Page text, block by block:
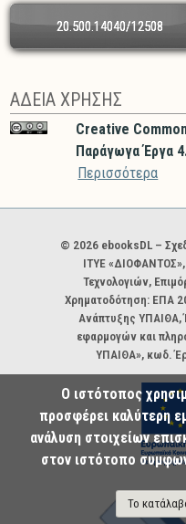
20.500.14040/12508
ΑΔΕΙΑ ΧΡΗΣΗΣ
Creative
Παράγωγα Έργα
Περισσότερα
Χορηγοί και φορείς
© 2026 ebooksDL –
ΙΤΥΕ
Τεχνολογιών,
Χρηματοδότηση: ΕΠΑ
Ανάπτυξης ΥΠΑΙΘΑ,
εφαρμογών και
ΥΠΑΙΘΑ», κωδ.
Ο ιστότοπος
προσφέρει καλύτερη
ανάλυση στοιχείων
στον ιστότοπο
Το